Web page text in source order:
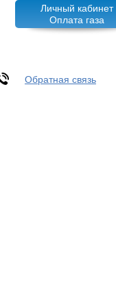
Обратная связь
Личный кабинет
Оплата газа